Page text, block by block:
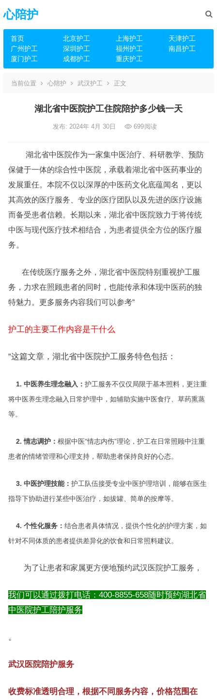
心陪护
首页 北京护工 上海护工
天津护工
广州护工
深圳护工 福州护工
南昌护工
厦门护工
成都护工 重庆护工
当前位置 心陪护 武汉护工 正文
湖北省中医院护工住院陪护多少钱一天
发布: 2024年 4月 30日 699阅读
湖北省中医院作为一家集中医治疗、科研教学、预防
保健于一体的综合性中医院，承载着湖北省中医药事业的
发展重任。本院不仅以深厚的中医药文化底蕴闻名，更以
其高效的医疗服务、专业的医疗团队以及先进的医疗设施
而备受患者信赖。长期以来，湖北省中医院致力于将传统
中医与现代医疗技术相结合，为患者提供全方位的医疗服
务。
在传统医疗服务之外，湖北省中医院特别重视护工服
务，力求在照顾患者的同时，也能传承和体现中医药的独
特魅力。更多服务内容我们可以参考“
护工的主要工作内容是干什么
“这篇文章，湖北省中医院护工服务特色包括：
1. 中医养生理念融入： 护工服务不仅仅局限于基本照料，更注重
将中医养生理念融入日常护理中，如辅助实施中医食疗、草药熏蒸
等。
2. 情志调护： 根据中医“情志内伤”理论，护工在日常照顾中注重
患者的情绪管理和心理支持，帮助患者保持良好的心态。
3. 中医护理技能： 护工队伍接受专业中医护理培训，能够在医生
指导下协助进行某些中医治疗，如拔罐、简单的按摩等。
4. 个性化服务： 结合患者具体情况，提供个性化的护理方案，如
针对不同体质的患者提供差异化的饮食和日常照料建议。
为了让患者和家属更方便地预约武汉医院护工服务，
我们可以通过拨打电话：400-8855-658随时预约湖北省
中医院护工陪护服务
。
武汉医院陪护服务
收费标准透明合理，根据不同服务内容，价格范围在